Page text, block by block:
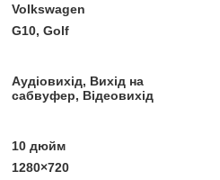
Volkswagen
G10, Golf
Аудіовихід, Вихід на
сабвуфер, Відеовихід
10 дюйм
1280×720